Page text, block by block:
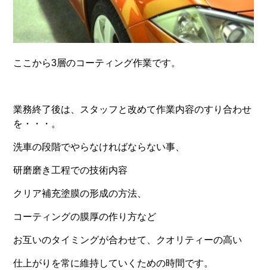
ここから3層のコーティング作業です。
業務終了後は、スタッフと改めて作業内容のすり合わせ
を・・・。
洗車の段階でやらなければならない事、
研磨磨き工程での技術内容
クリア補充塗膜の形成の方法、
コーティングの膜厚の作り方など
お互いのタイミングが合わせて、クオリティーの高い
仕上がりを常に維持していくための時間です。